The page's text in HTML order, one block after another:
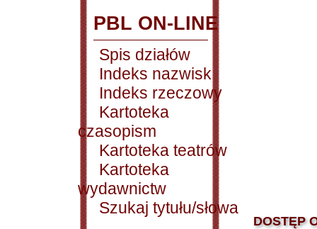
PBL ON-LINE
Spis działów
Indeks nazwisk
Indeks rzeczowy
Kartoteka
czasopism
Kartoteka teatrów
Kartoteka
wydawnictw
Szukaj tytułu/słowa
DOSTĘP